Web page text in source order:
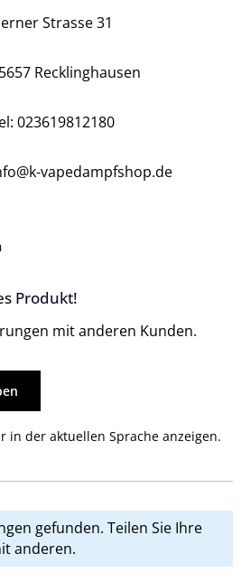
Strasse 31
Recklinghausen
023619812180
vapedampfshop.de
von 0 von 5 Sternen
Produkt!
mit anderen Kunden.
in der aktuellen Sprache anzeigen.
gefunden. Teilen Sie Ihre
anderen.